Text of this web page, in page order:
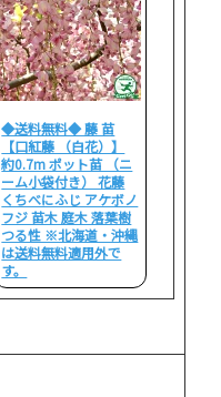
◆送料無料◆ 藤 苗
【口紅藤 （白花）】
約0.7m ポット苗 （ニ
ーム小袋付き） 花藤
くちべにふじ アケボノ
フジ 苗木 庭木 落葉樹
つる性 ※北海道・沖縄
は送料無料適用外で
す。